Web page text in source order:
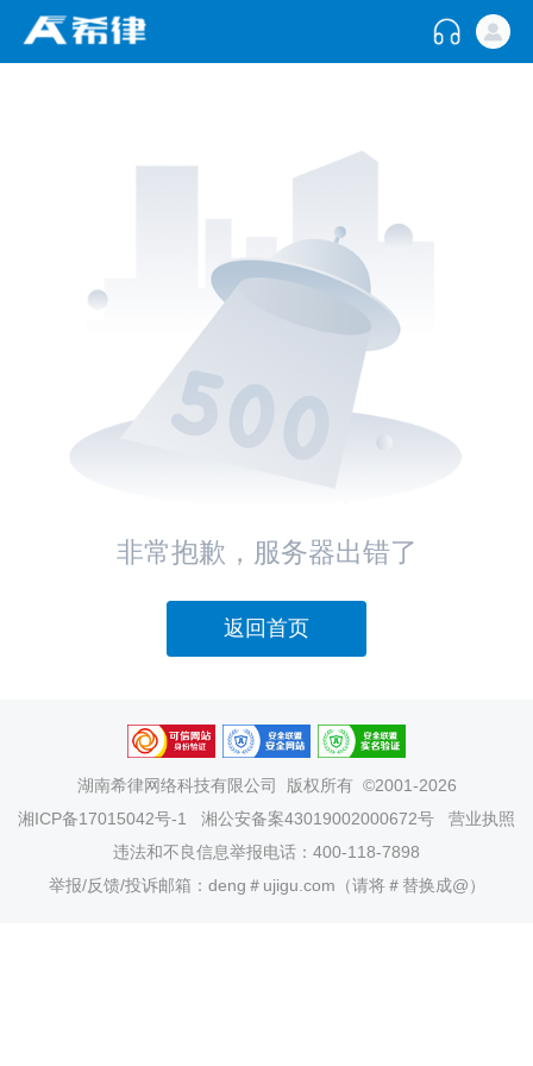
非常抱歉，服务器出错了
返回首页
湖南希律网络科技有限公司
版权所有 ©2001-2026
湘ICP备17015042号-1
湘公安备案43019002000672号
营业执照
违法和不良信息举报电话：400-118-7898
举报/反馈/投诉邮箱：deng＃ujigu.com（请将＃替换成@）